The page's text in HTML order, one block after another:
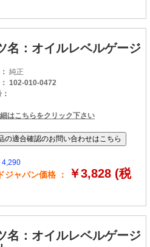
名：オイルレベルゲージ
純正
102-010-0472
はこちらをクリック下さい
4,290
ジャパン価格 ：
￥3,828 (税
名：オイルレベルゲージ